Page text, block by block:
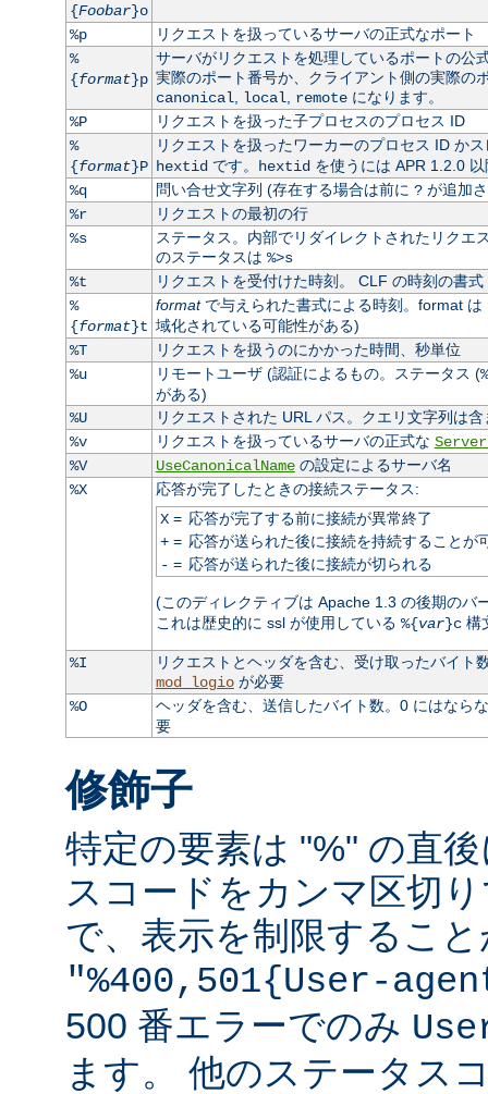
{Foobar}o
%p
リクエストを扱っているサーバの正式なポート
%
{format}p
サーバがリクエストを処理しているポートの公
実際のポート番号か、クライアント側の実際の
canonical local remoteになります。
%P
リクエストを扱った子プロセスのプロセス ID
%
{format}P
リクエストを扱ったワーカーのプロセス ID か
hextidです。 hextidを使うには APR 1.2.0 以
%q
問い合せ文字列 (存在する場合は前に ?が追加
%r
リクエストの最初の行
%s
ステータス。内部でリダイレクトされたリク
のステータスは %>s
%t
リクエストを受付けた時刻。 CLF の時刻の書
%
{format}t
formatで与えられた書式による時刻。format は
域化されている可能性がある)
%T
リクエストを扱うのにかかった時間、秒単位
%u
リモートユーザ (認証によるもの。ステータス (
がある)
%U
リクエストされた URL パス。クエリ文字列は含
%v
リクエストを扱っているサーバの正式な
%V
UseCanonicalNameの設定によるサーバ名
%X
応答が完了したときの接続ステータス:
X= 応答が完了する前に接続が異常終了
+= 応答が送られた後に接続を持続することが
- = 応答が送られた後に接続が切られる
(このディレクティブは Apache 1.3 の後期のバ
これは歴史的に ssl が使用している %{var}c構
%I
リクエストとヘッダを含む、受け取ったバイ
mod_logioが必要
%O
ヘッダを含む、送信したバイト数。0 にはなら
要
修飾子
特定の要素は "%" の直
スコードをカンマ区切
で、表示を制限するこ
"%400,501{User-
500 番エラーでのみ
ます。 他のステータス